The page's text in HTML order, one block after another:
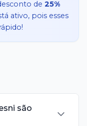
de 25%
ativo, pois esses
são